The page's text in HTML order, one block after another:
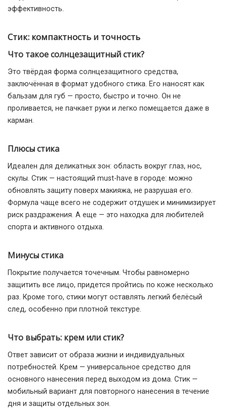
эффективность.
Стик: компактность и точность
Что такое солнцезащитный стик?
Это твёрдая форма солнцезащитного средства,
заключённая в формат удобного стика. Его наносят как
бальзам для губ — просто, быстро и точно. Он не
проливается, не пачкает руки и легко помещается даже в
карман.
Плюсы стика
Идеален для деликатных зон: область вокруг глаз, нос,
скулы. Стик — настоящий must-have в городе: можно
обновлять защиту поверх макияжа, не разрушая его.
Формула чаще всего не содержит отдушек и минимизирует
риск раздражения. А еще — это находка для любителей
спорта и активного отдыха.
Минусы стика
Покрытие получается точечным. Чтобы равномерно
защитить все лицо, придется пройтись по коже несколько
раз. Кроме того, стики могут оставлять легкий белёсый
след, особенно при плотной текстуре.
Что выбрать: крем или стик?
Ответ зависит от образа жизни и индивидуальных
потребностей. Крем — универсальное средство для
основного нанесения перед выходом из дома. Стик —
мобильный вариант для повторного нанесения в течение
дня и защиты отдельных зон.